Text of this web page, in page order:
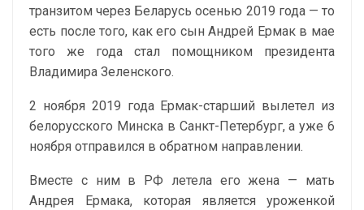
транзитом через Беларусь осенью 2019 года — то
есть после того, как его сын Андрей Ермак в мае
того же года стал помощником президента
Владимира Зеленского.
2 ноября 2019 года Ермак-старший вылетел из
белорусского Минска в Санкт-Петербург, а уже 6
ноября отправился в обратном направлении.
Вместе с ним в РФ летела его жена — мать
Андрея Ермака, которая является уроженкой